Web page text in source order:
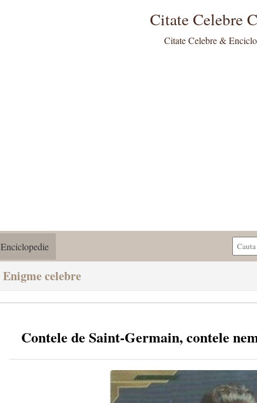
Citate Celebre
Citate Celebre &
Enciclopedie
Enigme celebre
Contele de Saint-Germain, contele